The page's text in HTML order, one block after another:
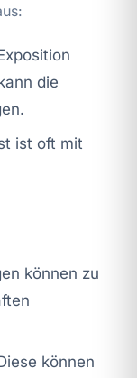
die
ist oft mit
können zu
können